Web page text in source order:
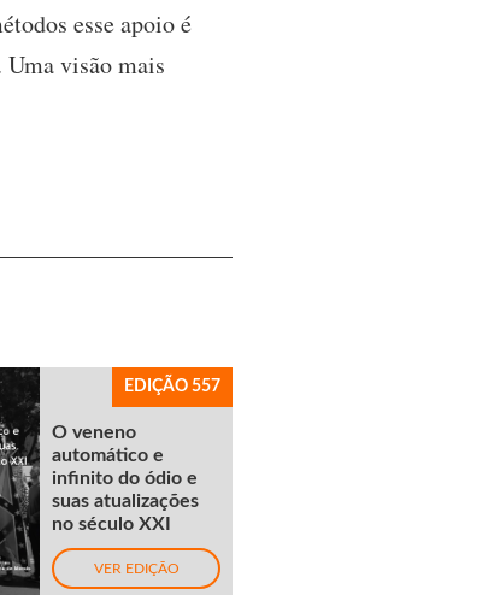
esse apoio é
Uma visão mais
EDIÇÃO 557
O veneno
automático e
infinito do ódio e
suas atualizações
no século XXI
VER EDIÇÃO